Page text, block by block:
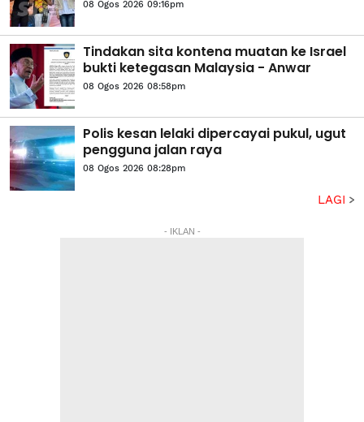
08 Ogos 2026 09:16pm
Tindakan sita kontena muatan ke Israel
bukti ketegasan Malaysia - Anwar
08 Ogos 2026 08:58pm
Polis kesan lelaki dipercayai pukul, ugut
pengguna jalan raya
08 Ogos 2026 08:28pm
LAGI
- IKLAN -